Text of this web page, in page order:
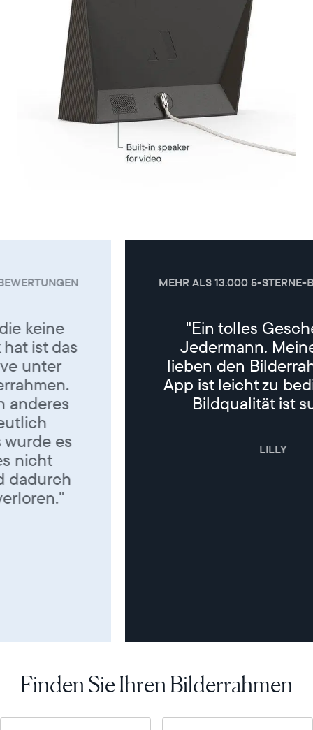
MEHR ALS 13.000 5-STERNE-BEWERTUNGEN
"Ein tolles Geschenk für
Jedermann. Meine Eltern
lieben den Bilderrahmen. Die
App ist leicht zu bedienen, die
Bildqualität ist super. "
Finden Sie Ihren Bilderrahmen